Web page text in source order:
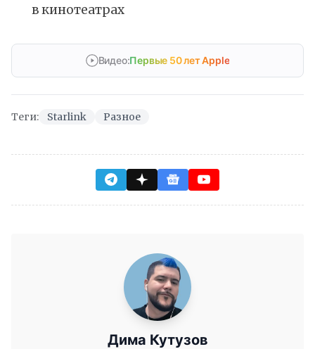
в кинотеатрах
Видео:Первые 50 лет Apple
Теги: Starlink Разное
Дима Кутузов